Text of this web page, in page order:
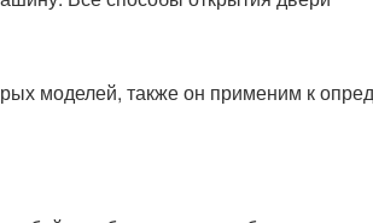
моделей, также он применим к